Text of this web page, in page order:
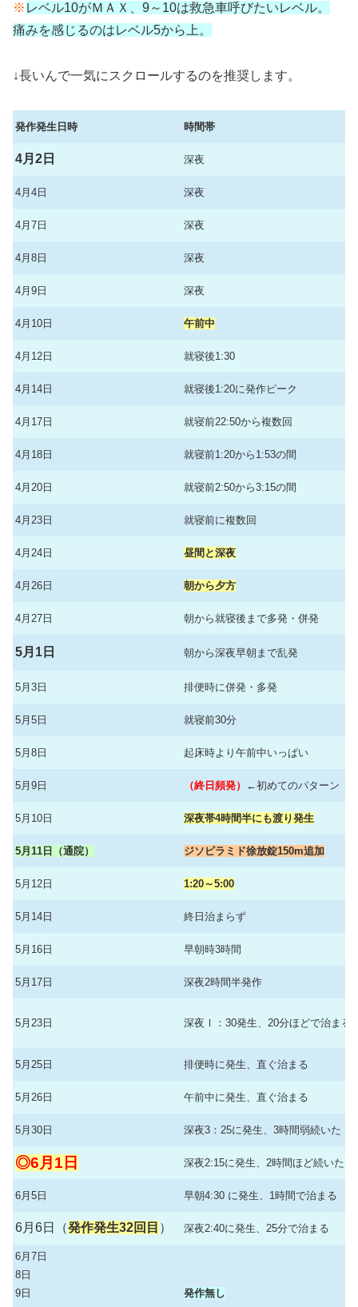
※ レベル10がＭＡＸ、9～10は救急車呼びたいレベル。
痛みを感じるのはレベル5から上。
↓長いんで一気にスクロールするのを推奨します。
発作発生日時 時間帯
4月2日 深夜
4月4日 深夜
4月7日 深夜
4月8日 深夜
4月9日 深夜
4月10日 午前中
4月12日 就寝後1:30
4月14日 就寝後1:20に発作ピーク
4月17日 就寝前22:50から複数回
4月18日 就寝前1:20から1:53の間
4月20日 就寝前2:50から3:15の間
4月23日 就寝前に複数回
4月24日 昼間と深夜
4月26日 朝から夕方
4月27日 朝から就寝後まで多発・併発
5月1日 朝から深夜早朝まで乱発
5月3日 排便時に併発・多発
5月5日 就寝前30分
5月8日 起床時より午前中いっぱい
5月9日 （終日頻発） ←初めてのパターン
5月10日 深夜帯4時間半にも渡り発生
5月11日（通院） ジソピラミド徐放錠150m追加
5月12日 1:20～5:00
5月14日 終日治まらず
5月16日 早朝時3時間
5月17日 深夜2時間半発作
5月23日 深夜Ⅰ：30発生、20分ほどで治まる
5月25日 排便時に発生、直ぐ治まる
5月26日 午前中に発生、直ぐ治まる
5月30日 深夜3：25に発生、3時間弱続いた
◎6月1日 深夜2:15に発生、2時間ほど続いた
6月5日 早朝4:30 に発生、1時間で治まる
6月6日（発作発生32回目 ） 深夜2:40に発生、25分で治まる
6月7日
8日
9日
発作無し